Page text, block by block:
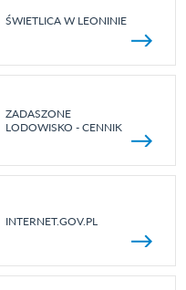
ŚWIETLICA W LEONINIE
ZADASZONE
LODOWISKO - CENNIK
INTERNET.GOV.PL